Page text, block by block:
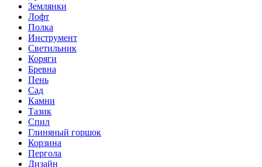
Землянки
Лофт
Полка
Инструмент
Светильник
Коряги
Бревна
Пень
Сад
Камни
Тазик
Спил
Глиняный горшок
Корзина
Пергола
Дизайн